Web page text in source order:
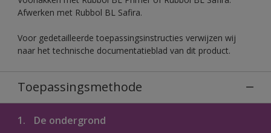
Afwerken met Rubbol BL Safira.
Voor gedetailleerde toepassingsinstructies verwijzen wij
naar het technische documentatieblad van dit product.
Toepassingsmethode
1. De ondergrond